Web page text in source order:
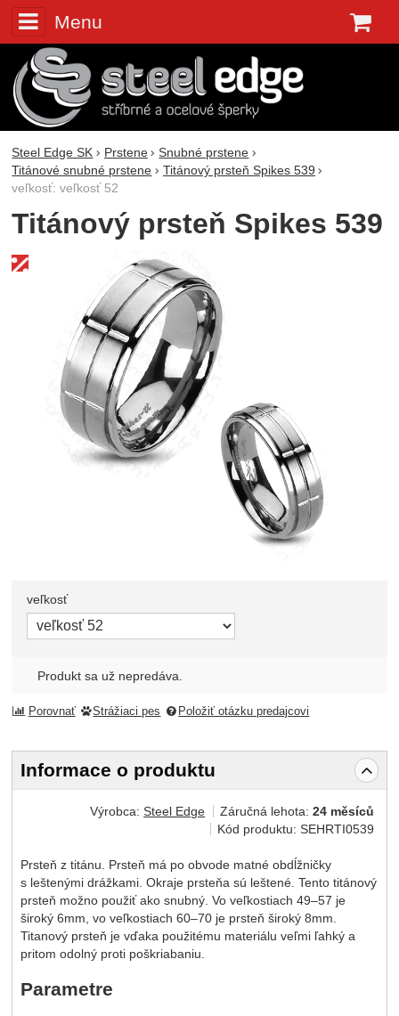
Menu
Steel Edge SK Prstene
Snubné prstene
Titánové snubné prstene
Titánový prsteň Spikes 539
veľkosť: veľkosť 52
Titánový prsteň Spikes 539
Fotografie
Zvoľte variant
veľkosť
Produkt sa už nepredáva.
Porovnať Strážiaci pes Položiť otázku predajcovi
Informace o produktu
Výrobca:Steel Edge Záručná lehota:24 měsíců
Kód produktu:SEHRTI0539
Prsteň z titánu. Prsteň má po obvode matné obdĺžničky
s leštenými drážkami. Okraje prsteňa sú leštené. Tento titánový
prsteň možno použiť ako snubný. Vo veľkostiach 49–57 je
široký 6mm, vo veľkostiach 60–70 je prsteň široký 8mm.
Titanový prsteň je vďaka použitému materiálu veľmi ľahký a
pritom odolný proti poškriabaniu.
Parametre